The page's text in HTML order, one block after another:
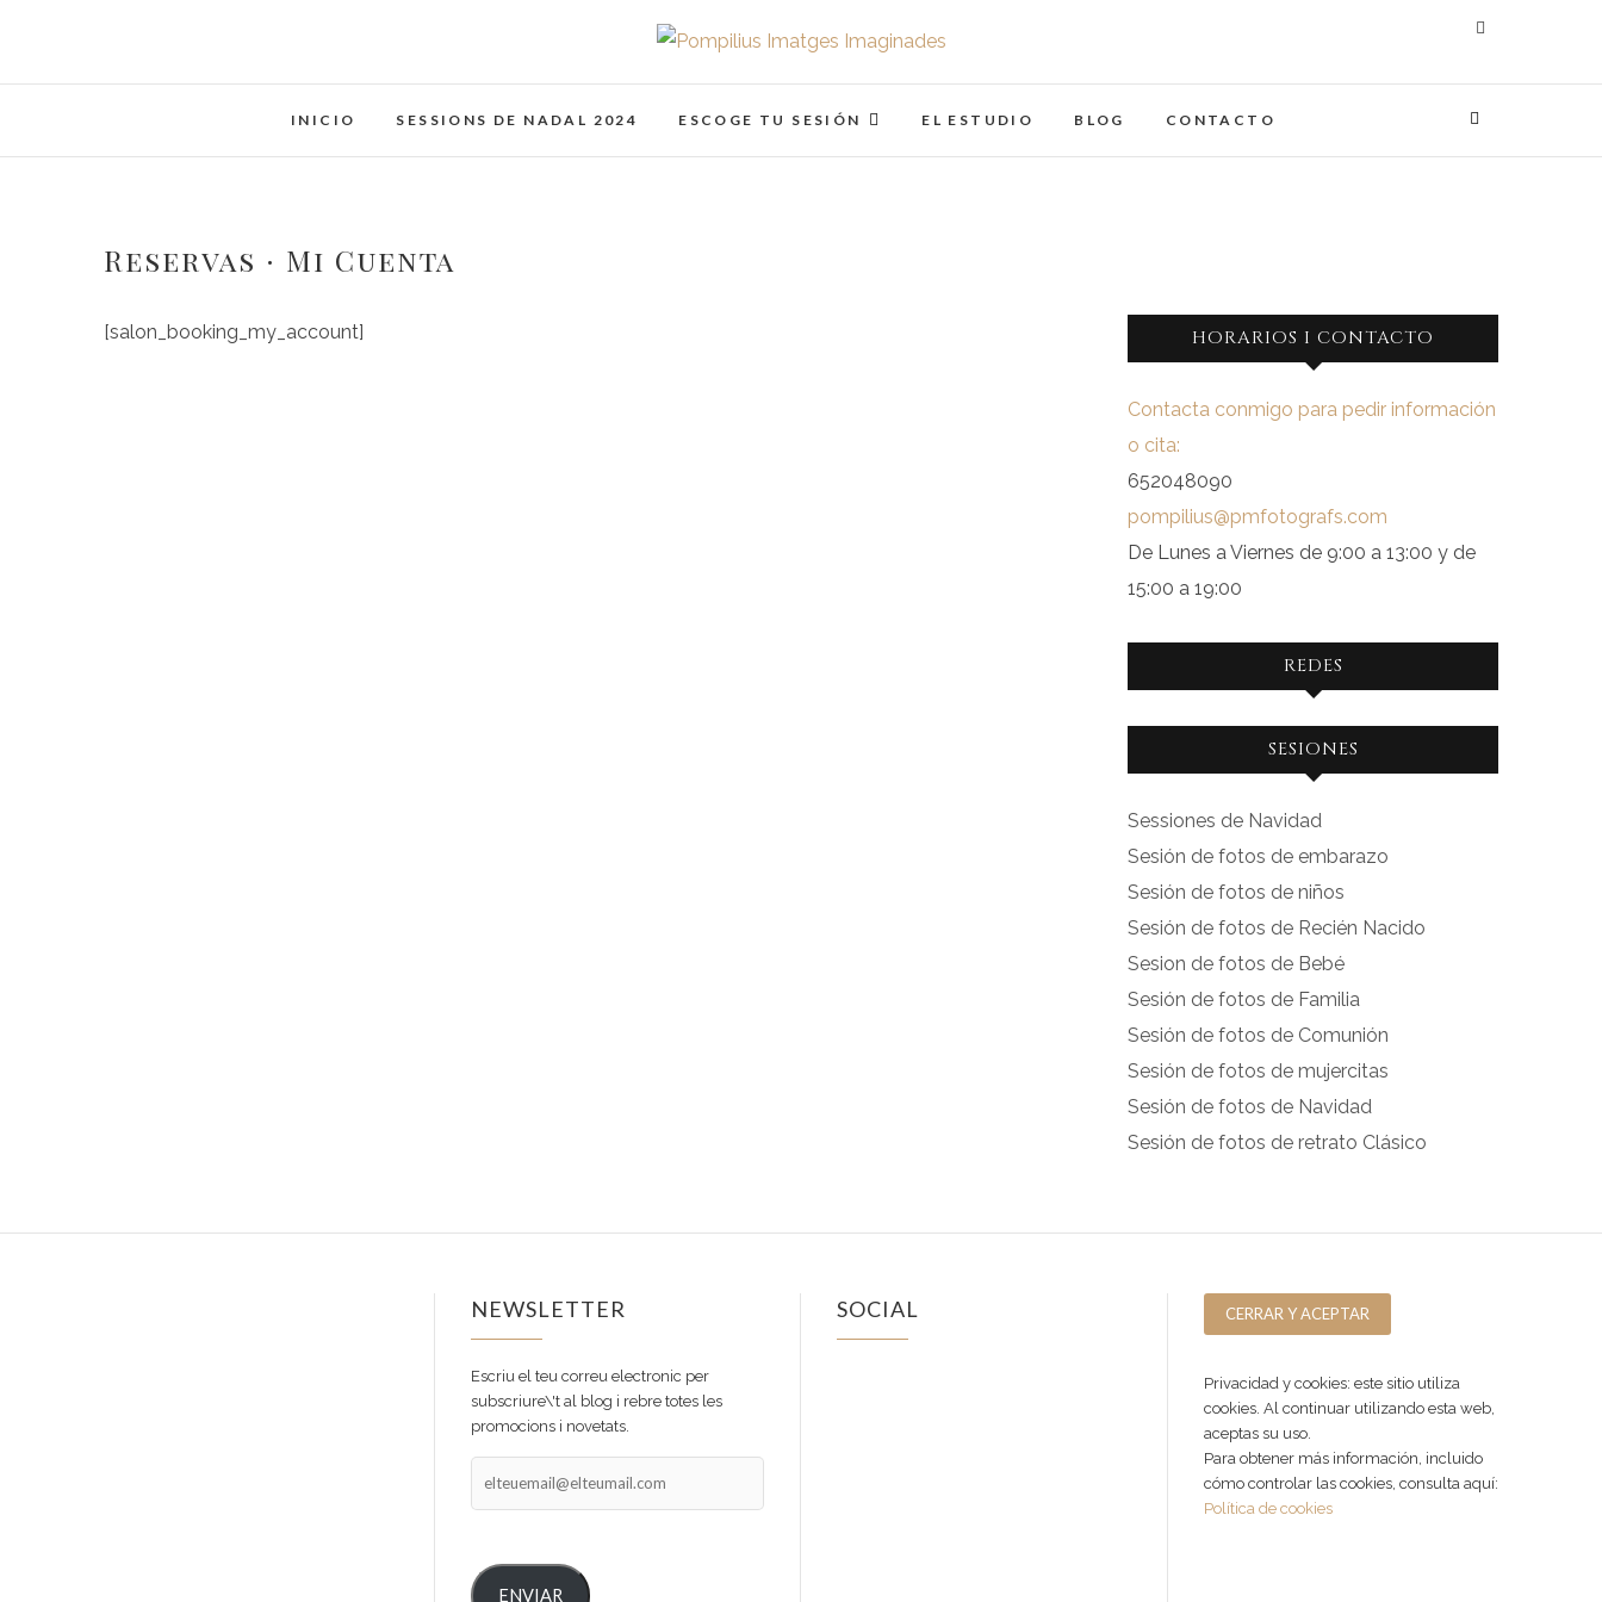
contenido
Pompilius Imatges Imaginades
INICIO SESSIONS DE NADAL 2024 ESCOGE TU SESIÓN EL ESTUDIO BLOG CONTACTO
Reservas · Mi Cuenta
[salon_booking_my_account] HORARIOS I CONTACTO
Contacta conmigo para pedir información
o cita:
652048090
pompilius@pmfotografs.com
De Lunes a Viernes de 9:00 a 13:00 y de
15:00 a 19:00
REDES
perfil
de
facebook.com
en
Facebook
perfil
de
instagram.com
en
Instagram
SESIONES
Sessiones de Navidad
Sesión de fotos de embarazo
Sesión de fotos de niños
Sesión de fotos de Recién Nacido
Sesion de fotos de Bebé
Sesión de fotos de Familia
Sesión de fotos de Comunión
Sesión de fotos de mujercitas
Sesión de fotos de Navidad
Sesión de fotos de retrato Clásico
NEWSLETTER
Escriu el teu correu electronic per
subscriure\'t al blog i rebre totes les
promocions i novetats.
ENVIAR
SOCIAL
Privacidad y cookies: este sitio utiliza
cookies. Al continuar utilizando esta web,
aceptas su uso.
Para obtener más información, incluido
cómo controlar las cookies, consulta aquí:
Política de cookies